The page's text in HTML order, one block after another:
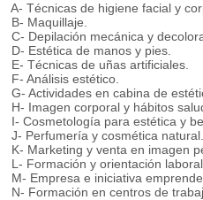
A- Técnicas de higiene facial y
B- Maquillaje.
C- Depilación mecánica y
D- Estética de manos y pies.
E- Técnicas de uñas artificiales.
F- Análisis estético.
G- Actividades en cabina de
H- Imagen corporal y hábitos
I- Cosmetología para estética y
J- Perfumería y cosmética natural.
K- Marketing y venta en imagen
L- Formación y orientación laboral.
M- Empresa e iniciativa
N- Formación en centros de